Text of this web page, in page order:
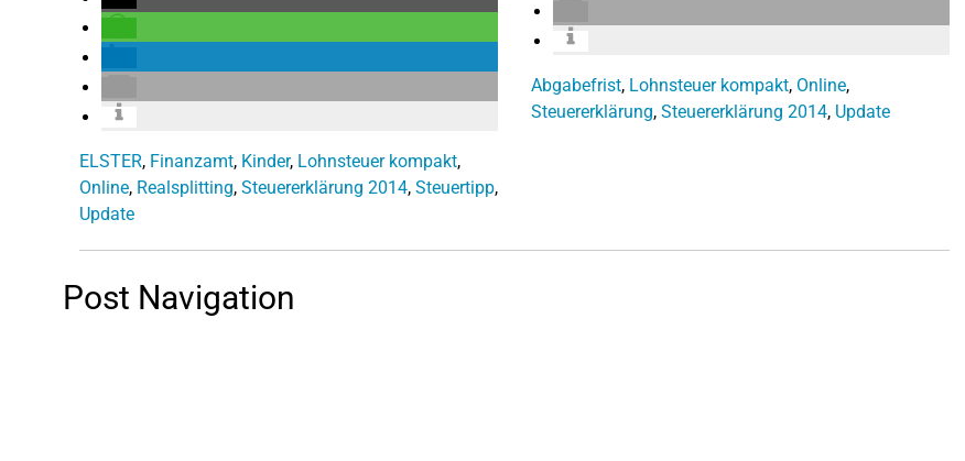
ELSTER, Finanzamt, Kinder, Lohnsteuer kompakt,
Online, Realsplitting, Steuererklärung 2014, Steuertipp,
Update
Abgabefrist, Lohnsteuer kompakt, Online,
Steuererklärung, Steuererklärung 2014, Update
Post Navigation